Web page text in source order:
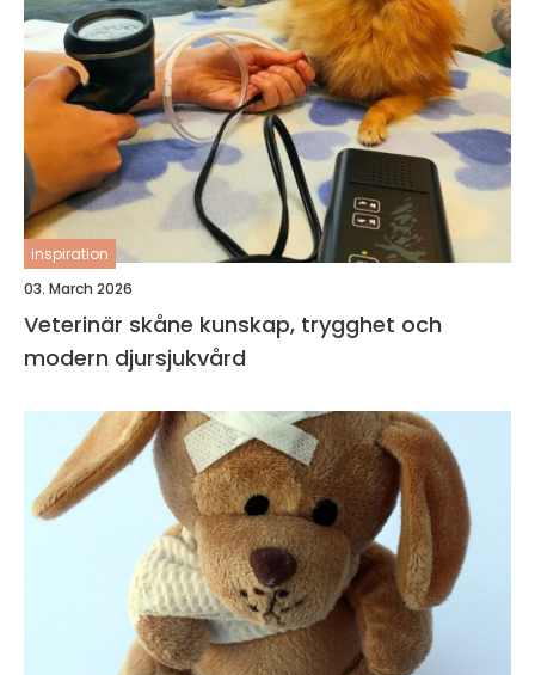
inspiration
03. March 2026
Veterinär skåne kunskap, trygghet och
modern djursjukvård